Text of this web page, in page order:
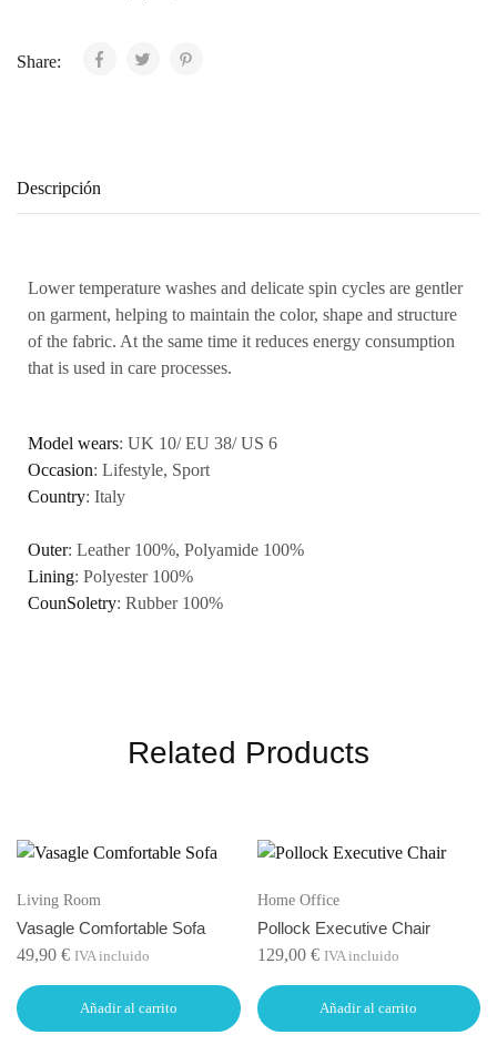
Share:
Descripción
Lower temperature washes and delicate spin cycles are gentler
on garment, helping to maintain the color, shape and structure
of the fabric. At the same time it reduces energy consumption
that is used in care processes.
Model wears: UK 10/ EU 38/ US 6
Occasion: Lifestyle, Sport
Country: Italy
Outer: Leather 100%, Polyamide 100%
Lining: Polyester 100%
CounSoletry: Rubber 100%
Related Products
Living Room
Vasagle Comfortable Sofa
49,90 € IVA incluido
Añadir al carrito
Home Office
Pollock Executive Chair
129,00 € IVA incluido
Añadir al carrito